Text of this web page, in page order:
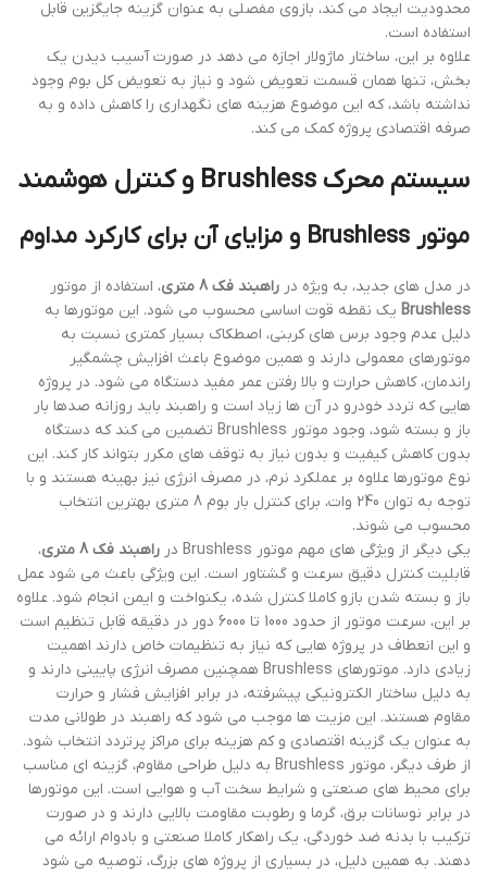
محدودیت ایجاد می کند، بازوی مفصلی به عنوان گزینه جایگزین قابل
استفاده است.
علاوه بر این، ساختار ماژولار اجازه می دهد در صورت آسیب دیدن یک
بخش، تنها همان قسمت تعویض شود و نیاز به تعویض کل بوم وجود
نداشته باشد، که این موضوع هزینه های نگهداری را کاهش داده و به
صرفه اقتصادی پروژه کمک می کند.
سیستم محرک Brushless و کنترل هوشمند
موتور Brushless و مزایای آن برای کارکرد مداوم
در مدل های جدید، به ویژه در راهبند فک 8 متری
، استفاده از موتور
Brushless یک نقطه قوت اساسی محسوب می شود. این موتورها به
دلیل عدم وجود برس های کربنی، اصطکاک بسیار کمتری نسبت به
موتورهای معمولی دارند و همین موضوع باعث افزایش چشمگیر
راندمان، کاهش حرارت و بالا رفتن عمر مفید دستگاه می شود. در پروژه
هایی که تردد خودرو در آن ها زیاد است و راهبند باید روزانه صدها بار
باز و بسته شود، وجود موتور Brushless تضمین می کند که دستگاه
بدون کاهش کیفیت و بدون نیاز به توقف های مکرر بتواند کار کند. این
نوع موتورها علاوه بر عملکرد نرم، در مصرف انرژی نیز بهینه هستند و با
توجه به توان 240 وات، برای کنترل بار بوم 8 متری بهترین انتخاب
محسوب می شوند.
یکی دیگر از ویژگی های مهم موتور Brushless در
راهبند فک 8 متری
،
قابلیت کنترل دقیق سرعت و گشتاور است. این ویژگی باعث می شود عمل
باز و بسته شدن بازو کاملا کنترل شده، یکنواخت و ایمن انجام شود. علاوه
بر این، سرعت موتور از حدود 1000 تا 6000 دور در دقیقه قابل تنظیم است
و این انعطاف در پروژه هایی که نیاز به تنظیمات خاص دارند اهمیت
زیادی دارد. موتورهای Brushless همچنین مصرف انرژی پایینی دارند و
به دلیل ساختار الکترونیکی پیشرفته، در برابر افزایش فشار و حرارت
مقاوم هستند. این مزیت ها موجب می شود که راهبند در طولانی مدت
به عنوان یک گزینه اقتصادی و کم هزینه برای مراکز پرتردد انتخاب شود.
از طرف دیگر، موتور Brushless به دلیل طراحی مقاوم، گزینه ای مناسب
برای محیط های صنعتی و شرایط سخت آب و هوایی است. این موتورها
در برابر نوسانات برق، گرما و رطوبت مقاومت بالایی دارند و در صورت
ترکیب با بدنه ضد خوردگی، یک راهکار کاملا صنعتی و بادوام ارائه می
دهند. به همین دلیل، در بسیاری از پروژه های بزرگ، توصیه می شود